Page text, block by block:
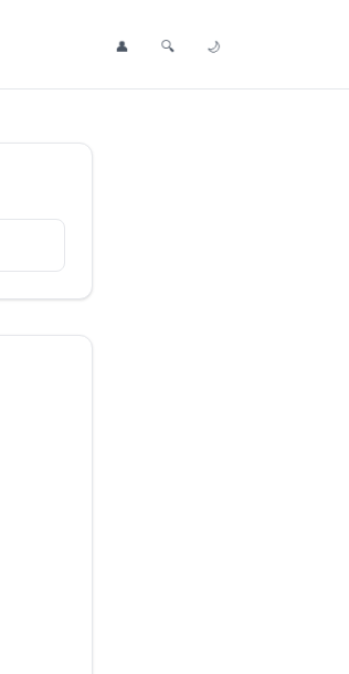
Profile
👤 Search Post
🔍 Toggle Dark Mode
🌙